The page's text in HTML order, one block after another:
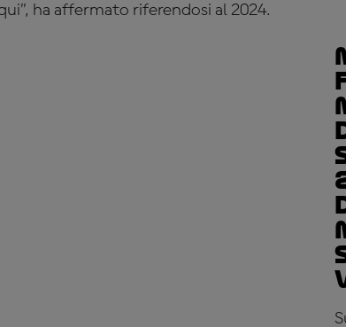
ha affermato riferendosi al 2024.